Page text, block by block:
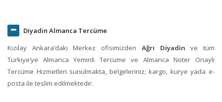
Diyadin Almanca Tercüme
Kızılay Ankara‘daki Merkez ofisimizden Ağrı Diyadin ve tüm
Türkiye’ye Almanca Yeminli Tercüme ve Almanca Noter Onaylı
Tercüme Hizmetleri sunulmakta, belgeleriniz; kargo, kurye yada e-
posta ile teslim edilmektedir.